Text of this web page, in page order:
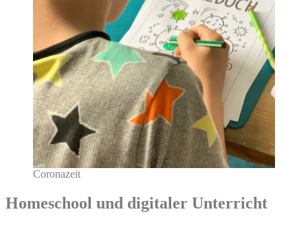
Coronazeit
Homeschool und digitaler Unterricht